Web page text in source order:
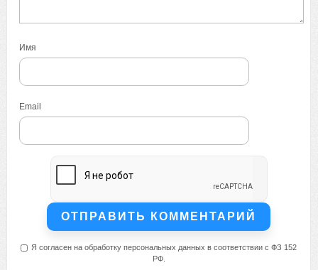
Имя
Email
Я согласен на обработку персональных данных в соответствии с ФЗ 152
РФ.